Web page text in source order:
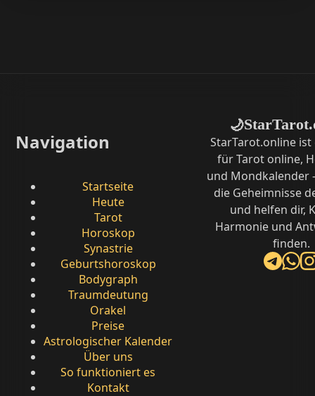
Navigation
Startseite
Heute
Tarot
Horoskop
Synastrie
Geburtshoroskop
Bodygraph
Traumdeutung
Orakel
Preise
Astrologischer Kalender
Über uns
So funktioniert es
Kontakt
🌙
StarTarot.online
für Tarot online,
und Mondkalender
die Geheimnisse
und helfen dir,
Harmonie und
finden.